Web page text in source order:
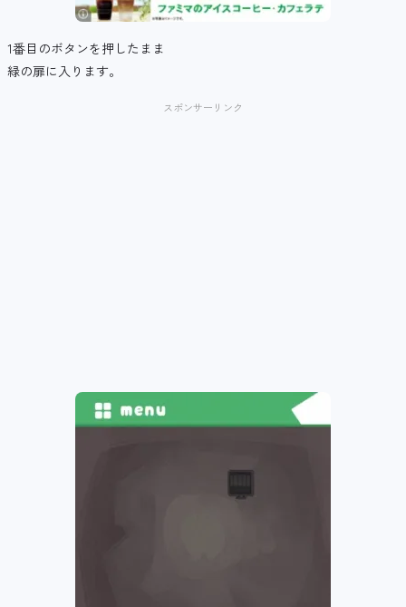
1番目のボタンを押したまま
緑の扉に入ります。
スポンサーリンク